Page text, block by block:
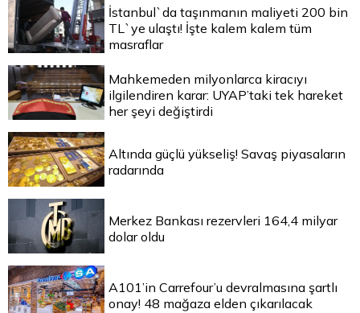
İstanbul`da taşınmanın maliyeti 200 bin
TL`ye ulaştı! İşte kalem kalem tüm
masraflar
Mahkemeden milyonlarca kiracıyı
ilgilendiren karar: UYAP’taki tek hareket
her şeyi değiştirdi
Altında güçlü yükseliş! Savaş piyasaların
radarında
Merkez Bankası rezervleri 164,4 milyar
dolar oldu
A101’in Carrefour’u devralmasına şartlı
onay! 48 mağaza elden çıkarılacak